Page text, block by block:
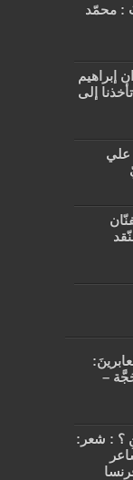
: محمّد
إبراهيم
إلى
علي
–
؟ : شعر: